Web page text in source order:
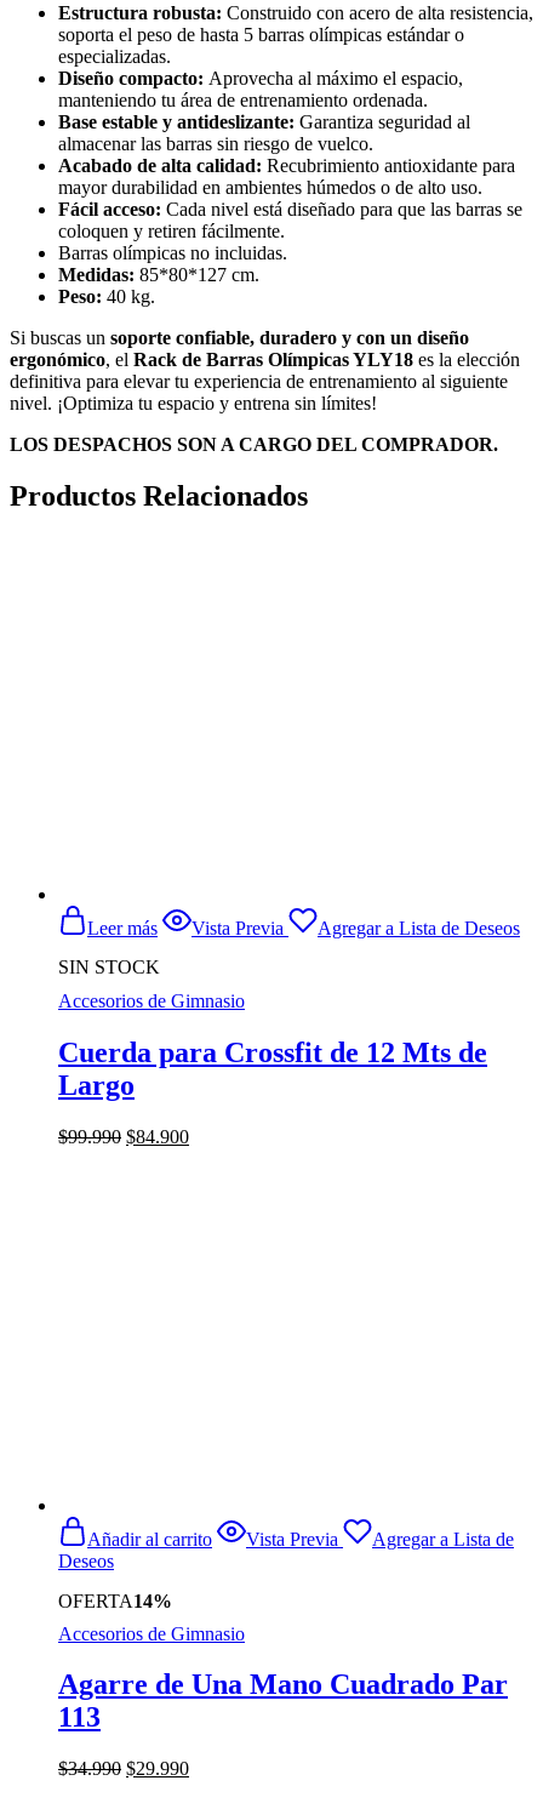
Estructura robusta: Construido con acero de alta resistencia,
soporta el peso de hasta 5 barras olímpicas estándar o
especializadas.
Diseño compacto: Aprovecha al máximo el espacio,
manteniendo tu área de entrenamiento ordenada.
Base estable y antideslizante: Garantiza seguridad al
almacenar las barras sin riesgo de vuelco.
Acabado de alta calidad: Recubrimiento antioxidante para
mayor durabilidad en ambientes húmedos o de alto uso.
Fácil acceso: Cada nivel está diseñado para que las barras se
coloquen y retiren fácilmente.
Barras olímpicas no incluidas.
Medidas: 85*80*127 cm.
Peso: 40 kg.
Si buscas un soporte confiable, duradero y con un diseño
ergonómico, el Rack de Barras Olímpicas YLY18 es la elección
definitiva para elevar tu experiencia de entrenamiento al siguiente
nivel. ¡Optimiza tu espacio y entrena sin límites!
LOS DESPACHOS SON A CARGO DEL COMPRADOR.
Productos Relacionados
SIN STOCK
Leer más Vista Previa Agregar a Lista de Deseos
Accesorios de Gimnasio
Cuerda para Crossfit de 12 Mts de
Largo
$99.990 El
$84.900El
OFERTA14%
Añadir al carrito Vista Previa
Agregar a Lista de
Deseos
Accesorios de Gimnasio
Agarre de Una Mano Cuadrado Par
113
$34.990 El
$29.990El